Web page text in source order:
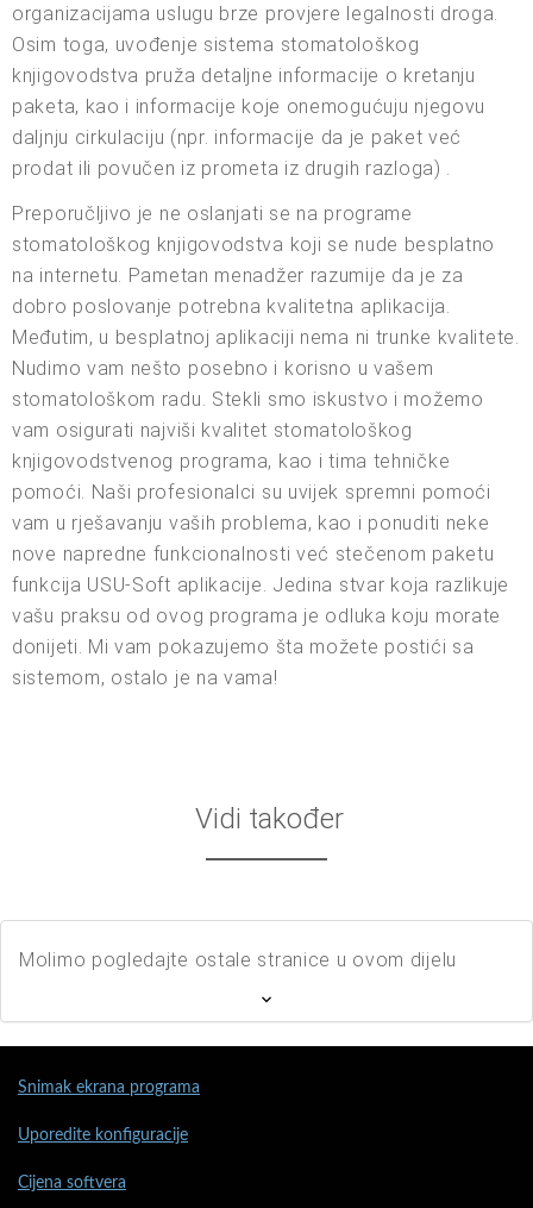
organizacijama uslugu brze provjere legalnosti droga.
Osim toga, uvođenje sistema stomatološkog
knjigovodstva pruža detaljne informacije o kretanju
paketa, kao i informacije koje onemogućuju njegovu
daljnju cirkulaciju (npr. informacije da je paket već
prodat ili povučen iz prometa iz drugih razloga) .
Preporučljivo je ne oslanjati se na programe
stomatološkog knjigovodstva koji se nude besplatno
na internetu. Pametan menadžer razumije da je za
dobro poslovanje potrebna kvalitetna aplikacija.
Međutim, u besplatnoj aplikaciji nema ni trunke kvalitete.
Nudimo vam nešto posebno i korisno u vašem
stomatološkom radu. Stekli smo iskustvo i možemo
vam osigurati najviši kvalitet stomatološkog
knjigovodstvenog programa, kao i tima tehničke
pomoći. Naši profesionalci su uvijek spremni pomoći
vam u rješavanju vaših problema, kao i ponuditi neke
nove napredne funkcionalnosti već stečenom paketu
funkcija USU-Soft aplikacije. Jedina stvar koja razlikuje
vašu praksu od ovog programa je odluka koju morate
donijeti. Mi vam pokazujemo šta možete postići sa
sistemom, ostalo je na vama!
Vidi također
Molimo pogledajte ostale stranice u ovom dijelu
Snimak ekrana programa
Uporedite konfiguracije
Cijena softvera